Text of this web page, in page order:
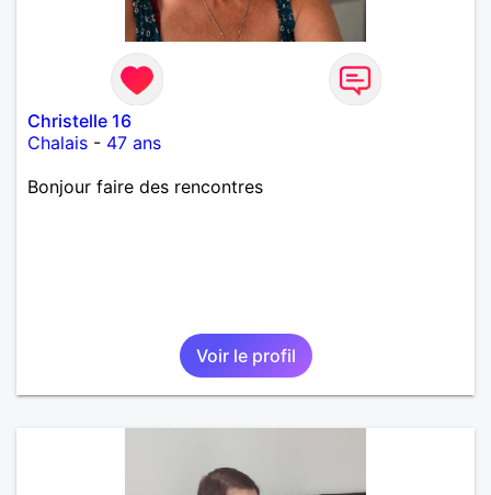
Christelle 16
Chalais - 47 ans
Bonjour faire des rencontres
Voir le profil